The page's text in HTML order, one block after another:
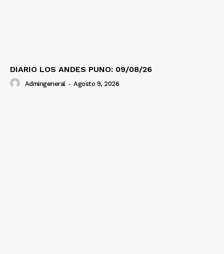
DIARIO LOS ANDES PUNO: 09/08/26
Admingeneral - Agosto 9, 2026